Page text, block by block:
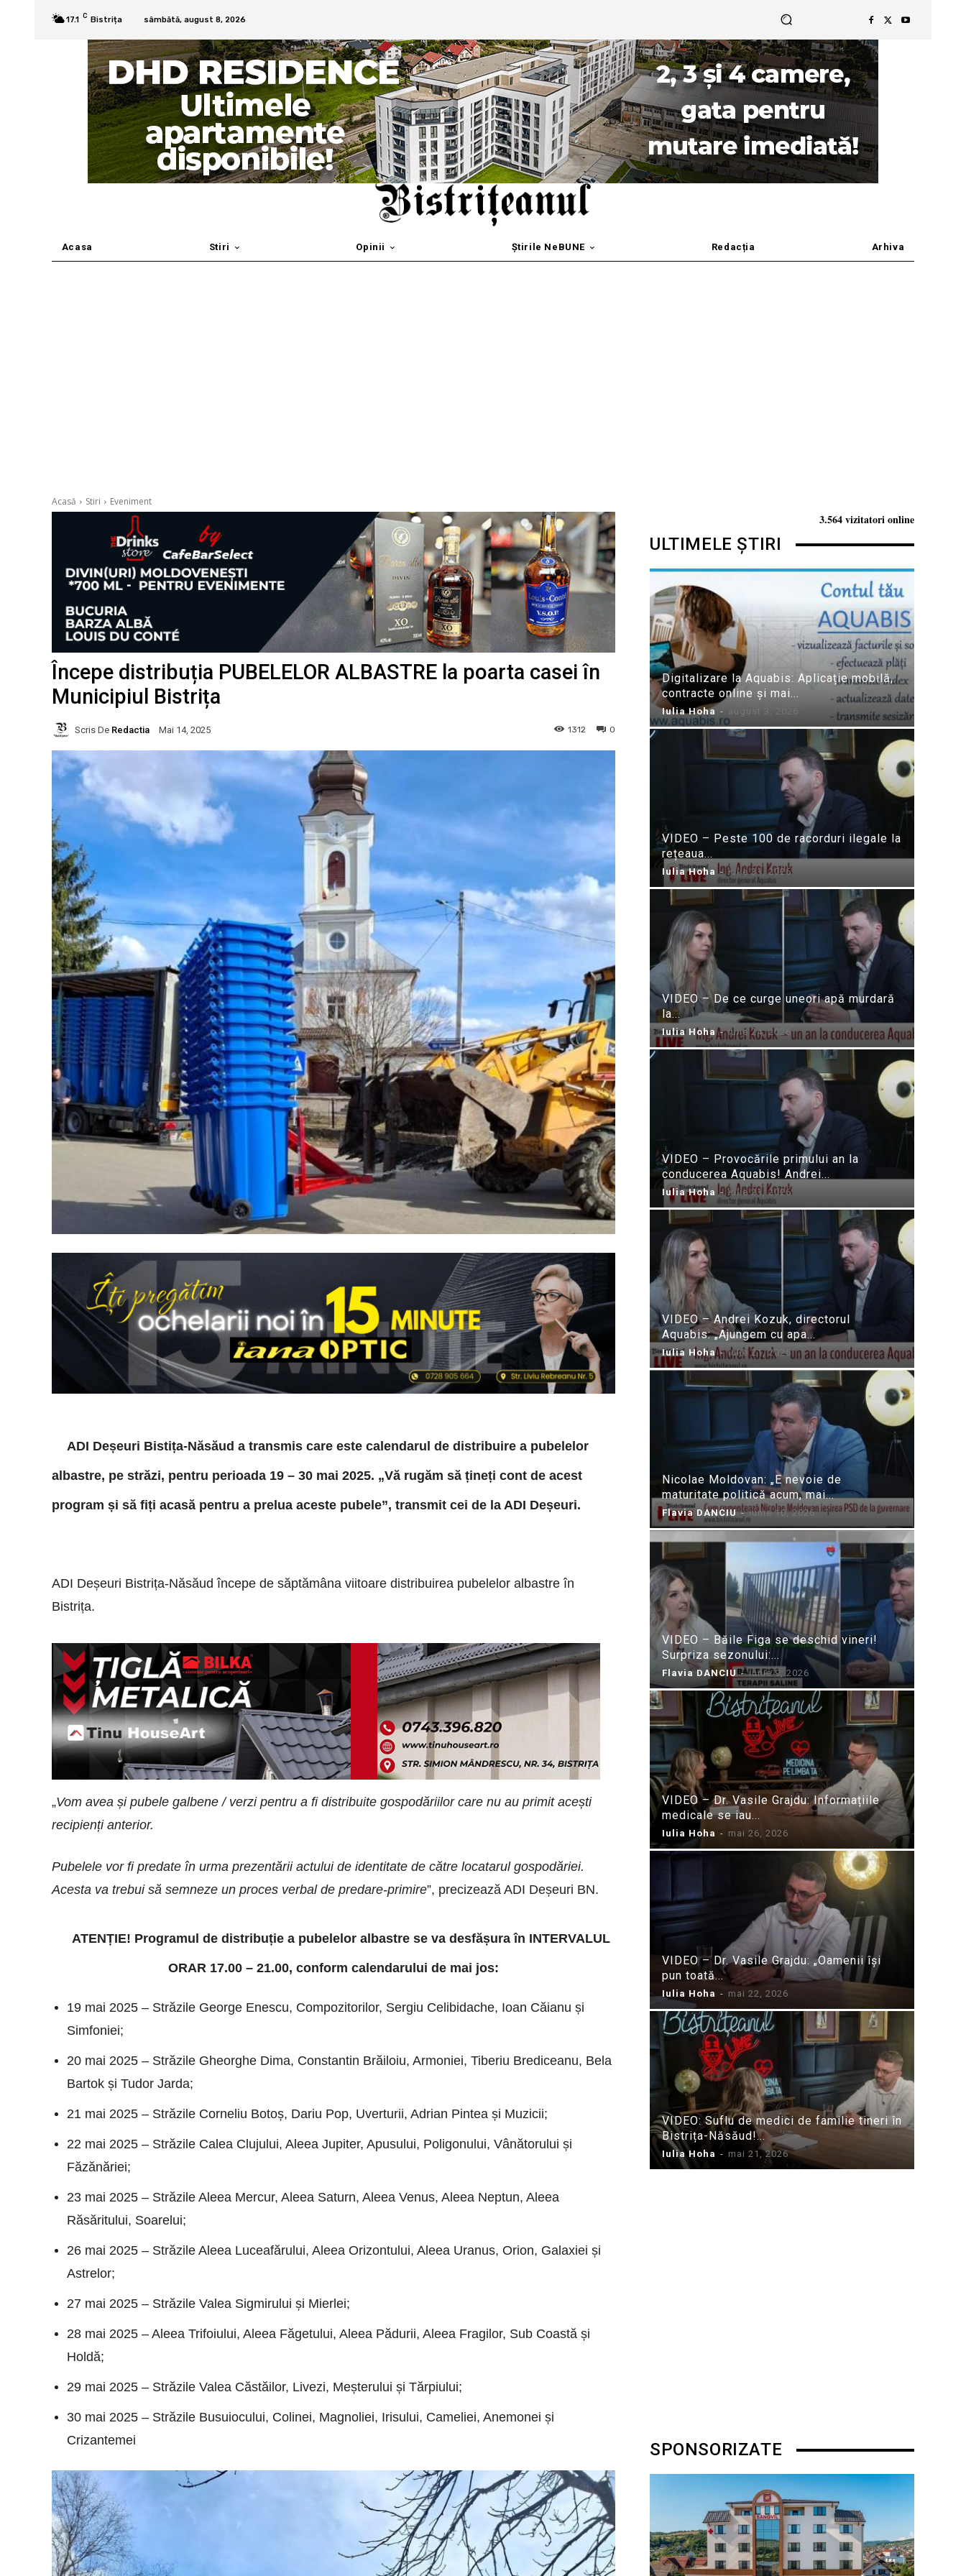
17.1 C Bistrița sâmbătă, august 8, 2026
Acasa Stiri Opinii Știrile NeBUNE Redacția Arhiva
Acasă Stiri Eveniment
Începe distribuția PUBELELOR ALBASTRE la poarta casei în
Municipiul Bistrița
Scris De Redactia Mai 14, 2025 0
1312
ADI Deșeuri Bistița-Năsăud a transmis care este calendarul de distribuire a pubelelor
albastre, pe străzi, pentru perioada 19 – 30 mai 2025. „Vă rugăm să țineți cont de acest
program și să fiți acasă pentru a prelua aceste pubele”, transmit cei de la ADI Deșeuri.
ADI Deșeuri Bistrița-Năsăud începe de săptămâna viitoare distribuirea pubelelor albastre în
Bistrița.
„Vom avea și pubele galbene / verzi pentru a fi distribuite gospodăriilor care nu au primit acești
recipienți anterior.
Pubelele vor fi predate în urma prezentării actului de identitate de către locatarul gospodăriei.
Acesta va trebui să semneze un proces verbal de predare-primire”, precizează ADI Deșeuri BN.
ATENȚIE! Programul de distribuție a pubelelor albastre se va desfășura în INTERVALUL
ORAR 17.00 – 21.00, conform calendarului de mai jos:
19 mai 2025 – Străzile George Enescu, Compozitorilor, Sergiu Celibidache, Ioan Căianu și
Simfoniei;
20 mai 2025 – Străzile Gheorghe Dima, Constantin Brăiloiu, Armoniei, Tiberiu Brediceanu, Bela
Bartok și Tudor Jarda;
21 mai 2025 – Străzile Corneliu Botoș, Dariu Pop, Uverturii, Adrian Pintea și Muzicii;
22 mai 2025 – Străzile Calea Clujului, Aleea Jupiter, Apusului, Poligonului, Vânătorului și
Făzănăriei;
23 mai 2025 – Străzile Aleea Mercur, Aleea Saturn, Aleea Venus, Aleea Neptun, Aleea
Răsăritului, Soarelui;
26 mai 2025 – Străzile Aleea Luceafărului, Aleea Orizontului, Aleea Uranus, Orion, Galaxiei și
Astrelor;
27 mai 2025 – Străzile Valea Sigmirului și Mierlei;
28 mai 2025 – Aleea Trifoiului, Aleea Făgetului, Aleea Pădurii, Aleea Fragilor, Sub Coastă și
Holdă;
29 mai 2025 – Străzile Valea Căstăilor, Livezi, Meșterului și Tărpiului;
30 mai 2025 – Străzile Busuiocului, Colinei, Magnoliei, Irisului, Cameliei, Anemonei și
Crizantemei
3.564 vizitatori online
ULTIMELE ȘTIRI
Digitalizare la Aquabis: Aplicație mobilă,
contracte online și mai...
Iulia Hoha - august 3, 2026
VIDEO – Peste 100 de racorduri ilegale la
rețeaua...
Iulia Hoha - iulie 31, 2026
VIDEO – De ce curge uneori apă murdară
la...
Iulia Hoha - iulie 24, 2026
VIDEO – Provocările primului an la
conducerea Aquabis! Andrei...
Iulia Hoha - iulie 21, 2026
VIDEO – Andrei Kozuk, directorul
Aquabis: „Ajungem cu apa...
Iulia Hoha - iulie 21, 2026
Nicolae Moldovan: „E nevoie de
maturitate politică acum, mai...
Flavia DANCIU - iunie 10, 2026
VIDEO – Băile Figa se deschid vineri!
Surpriza sezonului:...
Flavia DANCIU - iunie 9, 2026
VIDEO – Dr. Vasile Grajdu: Informațiile
medicale se iau...
Iulia Hoha - mai 26, 2026
VIDEO – Dr. Vasile Grajdu: „Oamenii își
pun toată...
Iulia Hoha - mai 22, 2026
VIDEO: Suflu de medici de familie tineri în
Bistrița-Năsăud!...
Iulia Hoha - mai 21, 2026
SPONSORIZATE